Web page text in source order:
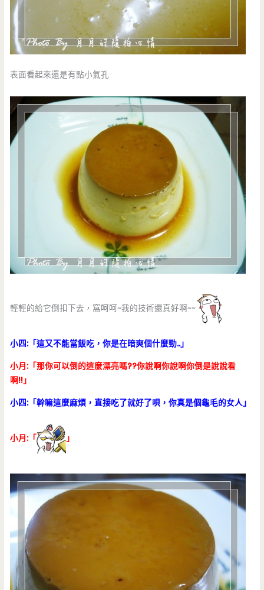
表面看起來還是有點小氣孔
輕輕的給它倒扣下去，窩呵呵~我的技術還真好啊~~
小四:「這又不能當飯吃，你是在暗爽個什麼勁..」
小月:「那你可以倒的這麼漂亮嗎??你說啊你說啊你倒是說說看
啊!!」
小四:「幹嘛這麼麻煩，直接吃了就好了唄，你真是個龜毛的女人」
小月:「 」